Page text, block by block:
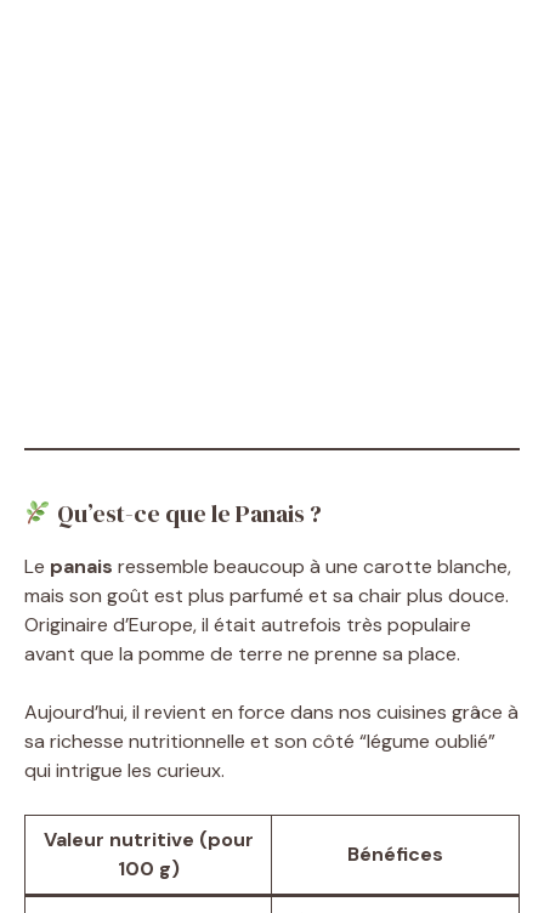
Qu’est-ce que le Panais ?
Le panais ressemble beaucoup à une carotte blanche,
mais son goût est plus parfumé et sa chair plus douce.
Originaire d’Europe, il était autrefois très populaire
avant que la pomme de terre ne prenne sa place.
Aujourd’hui, il revient en force dans nos cuisines grâce à
sa richesse nutritionnelle et son côté “légume oublié”
qui intrigue les curieux.
Valeur nutritive (pour
100 g)
Bénéfices